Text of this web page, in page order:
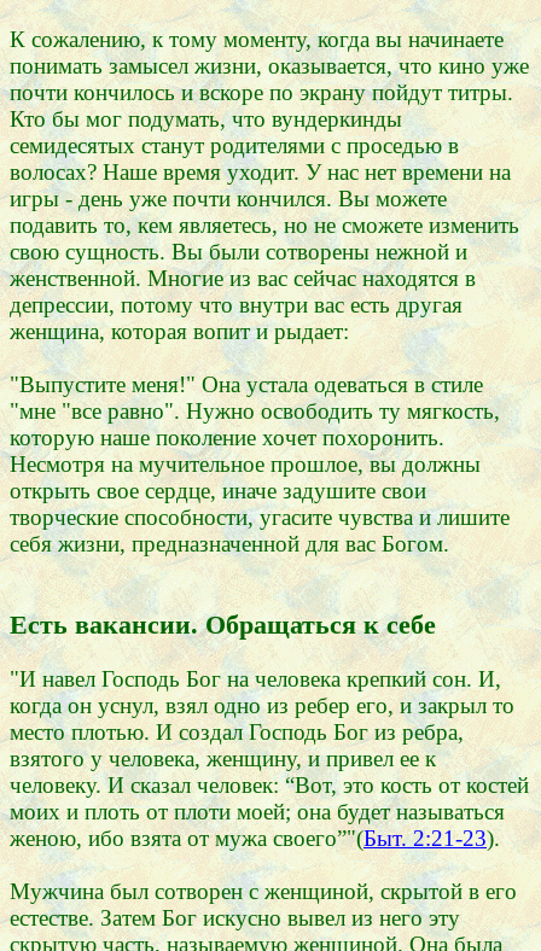
К сожалению, к тому моменту, когда вы начинаете
понимать замысел жизни, оказывается, что кино уже
почти кончилось и вскоре по экрану пойдут титры.
Кто бы мог подумать, что вундеркинды
семидесятых станут родителями с проседью в
волосах? Наше время уходит. У нас нет времени на
игры - день уже почти кончился. Вы можете
подавить то, кем являетесь, но не сможете изменить
свою сущность. Вы были сотворены нежной и
женственной. Многие из вас сейчас находятся в
депрессии, потому что внутри вас есть другая
женщина, которая вопит и рыдает:
"Выпустите меня!" Она устала одеваться в стиле
"мне "все равно". Нужно освободить ту мягкость,
которую наше поколение хочет похоронить.
Несмотря на мучительное прошлое, вы должны
открыть свое сердце, иначе задушите свои
творческие способности, угасите чувства и лишите
себя жизни, предназначенной для вас Богом.
Есть вакансии. Обращаться к себе
"И навел Господь Бог на человека крепкий сон. И,
когда он уснул, взял одно из ребер его, и закрыл то
место плотью. И создал Господь Бог из ребра,
взятого у человека, женщину, и привел ее к
человеку. И сказал человек: “Вот, это кость от костей
моих и плоть от плоти моей; она будет называться
женою, ибо взята от мужа своего”"(Быт. 2:21-23).
Мужчина был сотворен с женщиной, скрытой в его
естестве. Затем Бог искусно вывел из него эту
скрытую часть, называемую женщиной. Она была